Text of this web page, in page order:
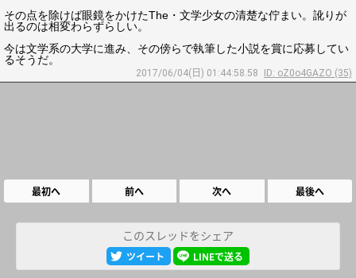
その点を除けば眼鏡をかけたThe・文学少女の清楚な佇まい。訛りが
出るのは相変わらずらしい。
今は文学系の大学に進み、その傍らで執筆した小説を賞に応募してい
るそうだ。
2017/06/04(日) 01:44:58.58 ID: oZ0o4GAZO (35)
最初へ 前へ 次へ 最後へ
このスレッドをシェア
ツイート LINEで送る